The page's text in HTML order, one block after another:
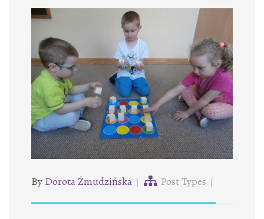
By Dorota Żmudzińska Post Types